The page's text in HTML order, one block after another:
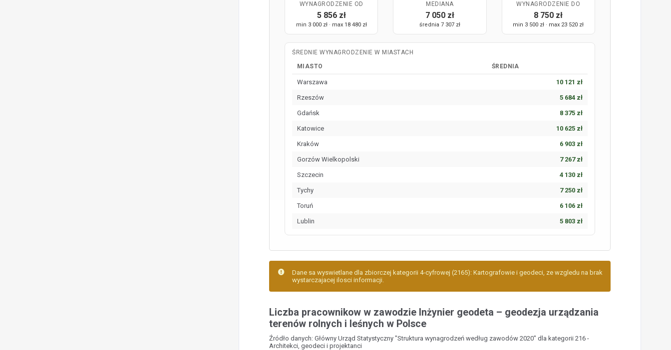
WYNAGRODZENIE OD
5 856 zł
min 3 000 zł · max 18 480 zł
MEDIANA
7 050 zł
średnia 7 307 zł
WYNAGRODZENIE DO
8 750 zł
min 3 500 zł · max 23 520 zł
ŚREDNIE WYNAGRODZENIE W MIASTACH
MIASTO
ŚREDNIA
Warszawa 10 121 zł
Rzeszów 5 684 zł
Gdańsk 8 375 zł
Katowice 10 625 zł
Kraków 6 903 zł
Gorzów Wielkopolski 7 267 zł
Szczecin 4 130 zł
Tychy 7 250 zł
Toruń 6 106 zł
Lublin 5 803 zł
Dane sa wyswietlane dla zbiorczej kategorii 4-cyfrowej (2165): Kartografowie i geodeci, ze wzgledu na brak
wystarczajacej ilosci informacji.
Liczba pracownikow w zawodzie Inżynier geodeta – geodezja urządzania
terenów rolnych i leśnych w Polsce
Źródło danych: Główny Urząd Statystyczny "Struktura wynagrodzeń według zawodów 2020" dla kategorii 216 -
Architekci, geodeci i projektanci